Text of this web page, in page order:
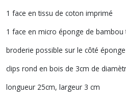
1 face en tissu de coton imprimé
1 face en micro éponge de bambou
broderie possible sur le côté éponge
clips rond en bois de 3cm de
longueur 25cm, largeur 3 cm